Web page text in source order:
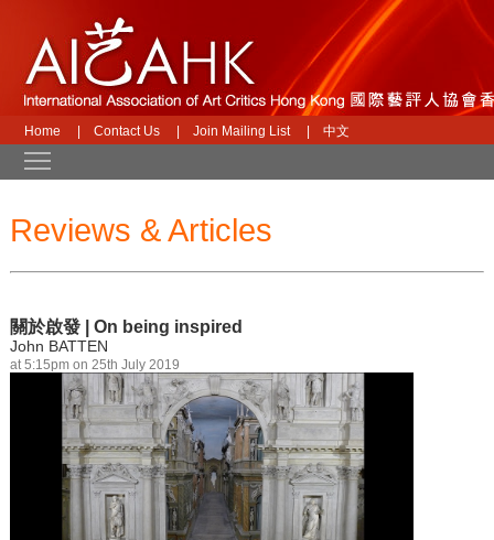
Home Contact Us Join Mailing List 中文
Reviews & Articles
關於啟發 | On being inspired
John BATTEN
at 5:15pm on 25th July 2019